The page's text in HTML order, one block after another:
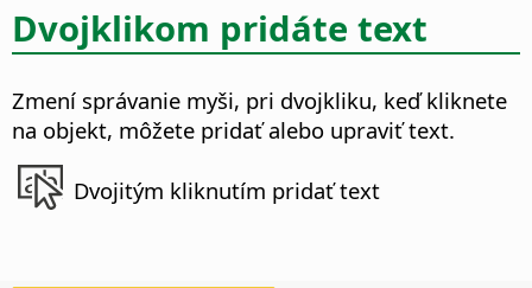
Dvojklikom pridáte text
Zmení správanie myši, pri dvojkliku, keď kliknete
na objekt, môžete pridať alebo upraviť text.
Dvojitým kliknutím pridať text